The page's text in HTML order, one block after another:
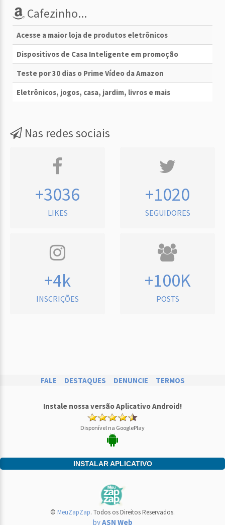
Cafezinho...
Acesse a maior loja de produtos eletrônicos
Dispositivos de Casa Inteligente em promoção
Teste por 30 dias o Prime Vídeo da Amazon
Eletrônicos, jogos, casa, jardim, livros e mais
Nas redes sociais
+3036
LIKES
+1020
SEGUIDORES
+4k
INSCRIÇÕES
+100K
POSTS
FALE DESTAQUES DENUNCIE TERMOS
Instale nossa versão Aplicativo Android!
Disponível na GooglePlay
INSTALAR APLICATIVO
© MeuZapZap. Todos os Direitos Reservados.
byASN Web